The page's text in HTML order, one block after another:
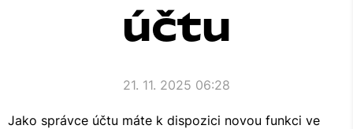
účtu
21. 11. 2025 06:28
Jako správce účtu máte k dispozici novou funkci ve